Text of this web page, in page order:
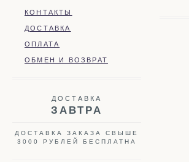
КОНТАКТЫ
ДОСТАВКА
ОПЛАТА
ОБМЕН И ВОЗВРАТ
ДОСТАВКА
ЗАВТРА
ДОСТАВКА ЗАКАЗА СВЫШЕ
3000 РУБЛЕЙ БЕСПЛАТНА